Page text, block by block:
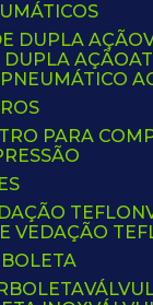
DUPLA AÇÃO
DUPLA AÇÃO
PNEUMÁTICO
PARA
TEFLON
VEDAÇÃO